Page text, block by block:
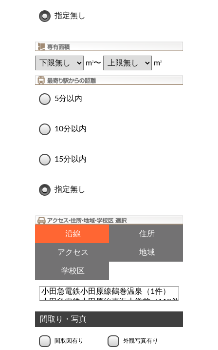
指定無し
m2〜 m2
5分以内
10分以内
15分以内
指定無し
沿線 住所
アクセス 地域
学校区
間取り・写真
間取図有り 外観写真有り